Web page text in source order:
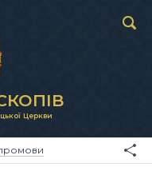
Церкви